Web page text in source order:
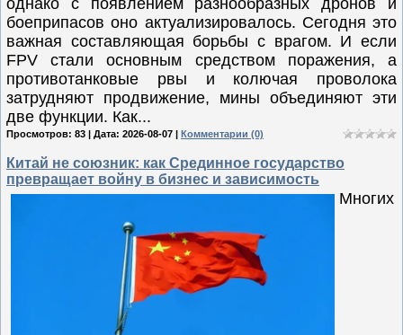
однако с появлением разнообразных дронов и
боеприпасов оно актуализировалось. Сегодня это
важная составляющая борьбы с врагом. И если
FPV стали основным средством поражения, а
противотанковые рвы и колючая проволока
затрудняют продвижение, мины объединяют эти
две функции. Как...
Просмотров: 83 | Дата: 2026-08-07 | Комментарии (0)
Китай не союзник: как Срединное государство
превращает войну в бизнес и зависимость
Многих